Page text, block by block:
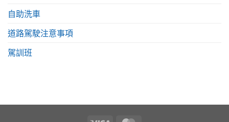
自助洗車
道路駕駛注意事項
駕訓班